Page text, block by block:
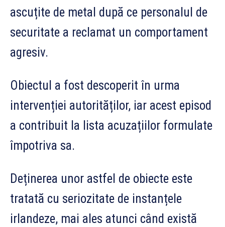
ascuțite de metal după ce personalul de
securitate a reclamat un comportament
agresiv.
Obiectul a fost descoperit în urma
intervenției autorităților, iar acest episod
a contribuit la lista acuzațiilor formulate
împotriva sa.
Deținerea unor astfel de obiecte este
tratată cu seriozitate de instanțele
irlandeze, mai ales atunci când există